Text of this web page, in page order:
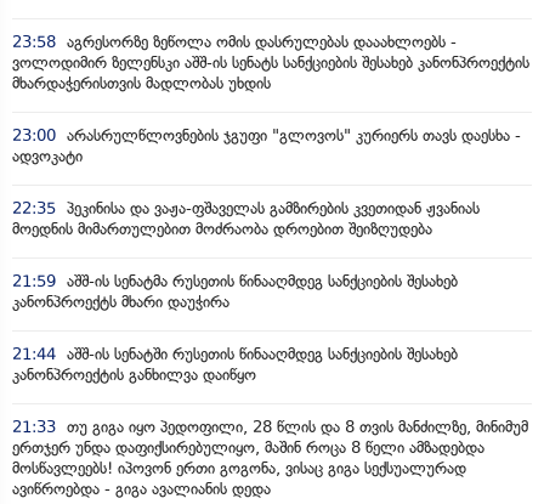
23:58 აგრესორზე ზეწოლა ომის დასრულებას დააახლოებს -
ვოლოდიმირ ზელენსკი აშშ-ის სენატს სანქციების შესახებ კანონპროექტის
მხარდაჭერისთვის მადლობას უხდის
23:00 არასრულწლოვნების ჯგუფი "გლოვოს" კურიერს თავს დაესხა -
ადვოკატი
22:35 პეკინისა და ვაჟა-ფშაველას გამზირების კვეთიდან ჟვანიას
მოედნის მიმართულებით მოძრაობა დროებით შეიზღუდება
21:59 აშშ-ის სენატმა რუსეთის წინააღმდეგ სანქციების შესახებ
კანონპროექტს მხარი დაუჭირა
21:44 აშშ-ის სენატში რუსეთის წინააღმდეგ სანქციების შესახებ
კანონპროექტის განხილვა დაიწყო
21:33 თუ გიგა იყო პედოფილი, 28 წლის და 8 თვის მანძილზე, მინიმუმ
ერთჯერ უნდა დაფიქსირებულიყო, მაშინ როცა 8 წელი ამზადებდა
მოსწავლეებს! იპოვონ ერთი გოგონა, ვისაც გიგა სექსუალურად
ავიწროებდა - გიგა ავალიანის დედა